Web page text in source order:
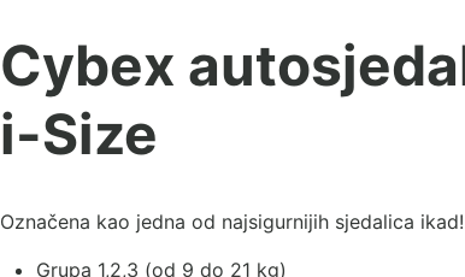
Cybex
i-Size
Označena kao jedna od najsigurnijih sjedalica ikad!
Grupa 1,2,3 (od 9 do 21 kg)